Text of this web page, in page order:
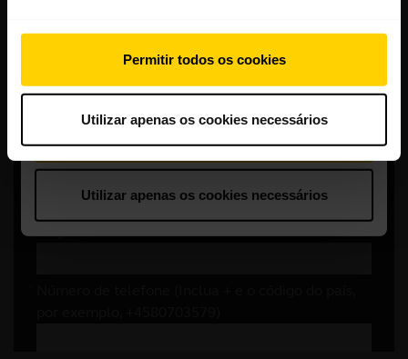
Permitir todos os cookies
Utilizar apenas os cookies necessários